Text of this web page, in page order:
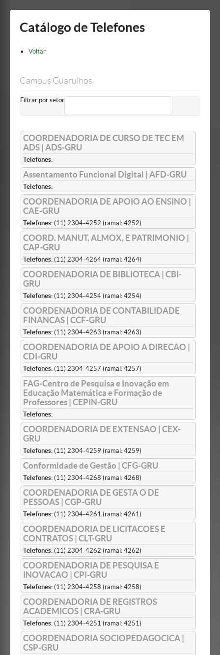
barra
Catálogo de Telefones
Voltar
Campus Guarulhos
Filtrar por setor
COORDENADORIA DE CURSO DE TEC EM
ADS | ADS-GRU
Telefones:
Assentamento Funcional Digital | AFD-GRU
Telefones:
COORDENADORIA DE APOIO AO ENSINO |
CAE-GRU
Telefones: (11) 2304-4252 (ramal: 4252)
COORD. MANUT, ALMOX, E PATRIMONIO |
CAP-GRU
Telefones: (11) 2304-4264 (ramal: 4264)
COORDENADORIA DE BIBLIOTECA | CBI-
GRU
Telefones: (11) 2304-4254 (ramal: 4254)
COORDENADORIA DE CONTABILIDADE
FINANCAS | CCF-GRU
Telefones: (11) 2304-4263 (ramal: 4263)
COORDENADORIA DE APOIO A DIRECAO |
CDI-GRU
Telefones: (11) 2304-4257 (ramal: 4257)
FAG-Centro de Pesquisa e Inovação em
Educação Matemática e Formação de
Professores | CEPIN-GRU
Telefones:
COORDENADORIA DE EXTENSAO | CEX-
GRU
Telefones: (11) 2304-4259 (ramal: 4259)
Conformidade de Gestão | CFG-GRU
Telefones: (11) 2304-4268 (ramal: 4268)
COORDENADORIA DE GESTA O DE
PESSOAS | CGP-GRU
Telefones: (11) 2304-4261 (ramal: 4261)
COORDENADORIA DE LICITACOES E
CONTRATOS | CLT-GRU
Telefones: (11) 2304-4262 (ramal: 4262)
COORDENADORIA DE PESQUISA E
INOVACAO | CPI-GRU
Telefones: (11) 2304-4258 (ramal: 4258)
COORDENADORIA DE REGISTROS
ACADEMICOS | CRA-GRU
Telefones: (11) 2304-4251 (ramal: 4251)
COORDENADORIA SOCIOPEDAGOCICA |
CSP-GRU